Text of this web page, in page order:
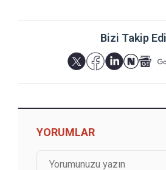
Bizi Takip
YORUMLAR